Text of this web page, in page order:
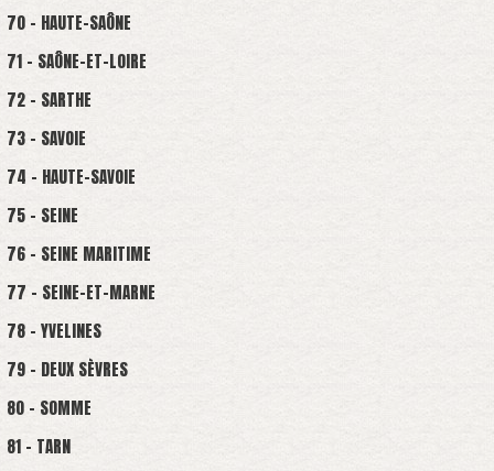
70 - HAUTE-SAÔNE
71 - SAÔNE-ET-LOIRE
72 - SARTHE
73 - SAVOIE
74 - HAUTE-SAVOIE
75 - SEINE
76 - SEINE MARITIME
77 - SEINE-ET-MARNE
78 - YVELINES
79 - DEUX SÈVRES
80 - SOMME
81 - TARN